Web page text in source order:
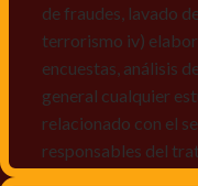
de fraudes, lavado
terrorismo iv)
encuestas, análisis
general cualquier
relacionado con el
responsables del